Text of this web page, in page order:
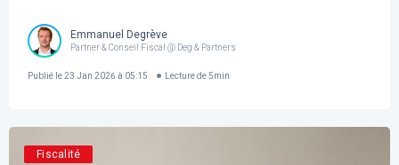
Emmanuel Degrève
Partner & Conseil Fiscal @ Deg & Partners
Publié le23 Jan 2026 à 05:15 Lecture de 5min
Fiscalité